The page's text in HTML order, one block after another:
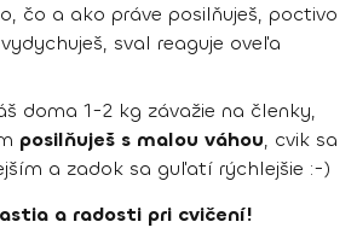
čo a ako práve posilňuješ, poctivo
sval reaguje oveľa
doma 1-2 kg závažie na členky,
posilňuješ s malou váhou, cvik sa
a zadok sa guľatí rýchlejšie :-)
a radosti pri cvičení!